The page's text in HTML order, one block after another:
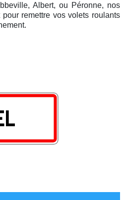
Albert, ou Péronne, nos
remettre vos volets roulants